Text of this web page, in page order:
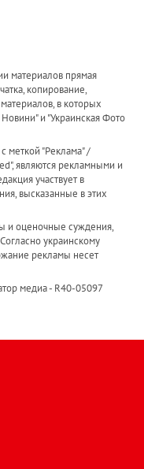
материалов прямая
копирование,
в которых
Новини" и "Украинская Фото
меткой "Реклама" /
являются рекламными и
участвует в
высказанные в этих
и оценочные суждения,
украинскому
рекламы несет
медиа - R40-05097